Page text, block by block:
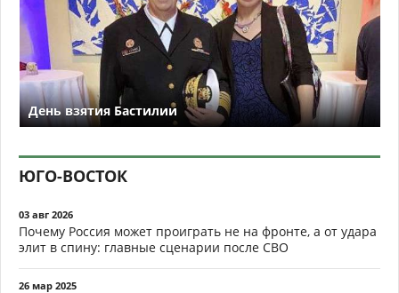
День взятия Бастилии
ЮГО-ВОСТОК
03 авг 2026
Почему Россия может проиграть не на фронте, а от удара
элит в спину: главные сценарии после СВО
26 мар 2025